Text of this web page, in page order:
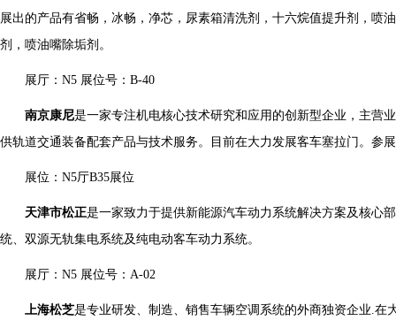
展出的产品有省畅，冰畅，净芯，尿素箱清洗剂，十六烷值提升剂，喷
剂，喷油嘴除垢剂。
展厅：N5 展位号：B-40
南京康尼是一家专注机电核心技术研究和应用的创新型企业，主营
供轨道交通装备配套产品与技术服务。目前在大力发展客车塞拉门。参
展位：N5厅B35展位
天津市松正是一家致力于提供新能源汽车动力系统解决方案及核心
统、双源无轨集电系统及纯电动客车动力系统。
展厅：N5 展位号：A-02
上海松芝是专业研发、制造、销售车辆空调系统的外商独资企业.在